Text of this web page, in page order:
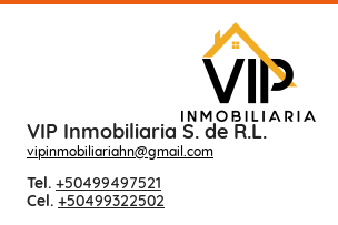
VIP Inmobiliaria S. de R.L.
vipinmobiliariahn@gmail.com
Tel. +50499497521
Cel. +50499322502